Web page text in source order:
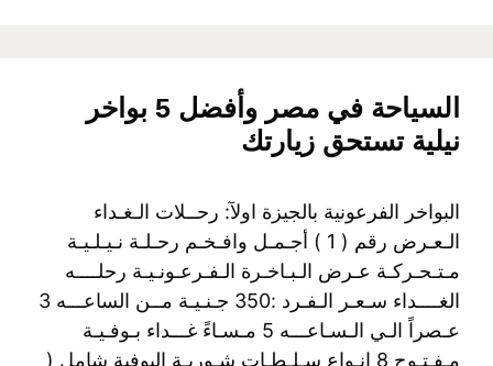
السياحة في مصر وأفضل 5 بواخر
نيلية تستحق زيارتك
البواخر الفرعونية بالجيزة اولآ: رحــلات الـغـداء
الـعـرض رقم ( 1 ) أجـمـل وافـخـم رحـلـة نـيـلـيـة
مـتـحـركـة عـرض الـبـاخـرة الـفـرعـونـيـة رحلــــه
الغــــداء سـعـر الـفـرد :350 جـنـيـة مــن الساعـــه 3
عـصراً الـي الـسـاعـــه 5 مـسـاءً غـــداء بـوفـيـة
مـفـتـوح 8 انـواع سـلـطـات شـوربـة البوفية شامل (